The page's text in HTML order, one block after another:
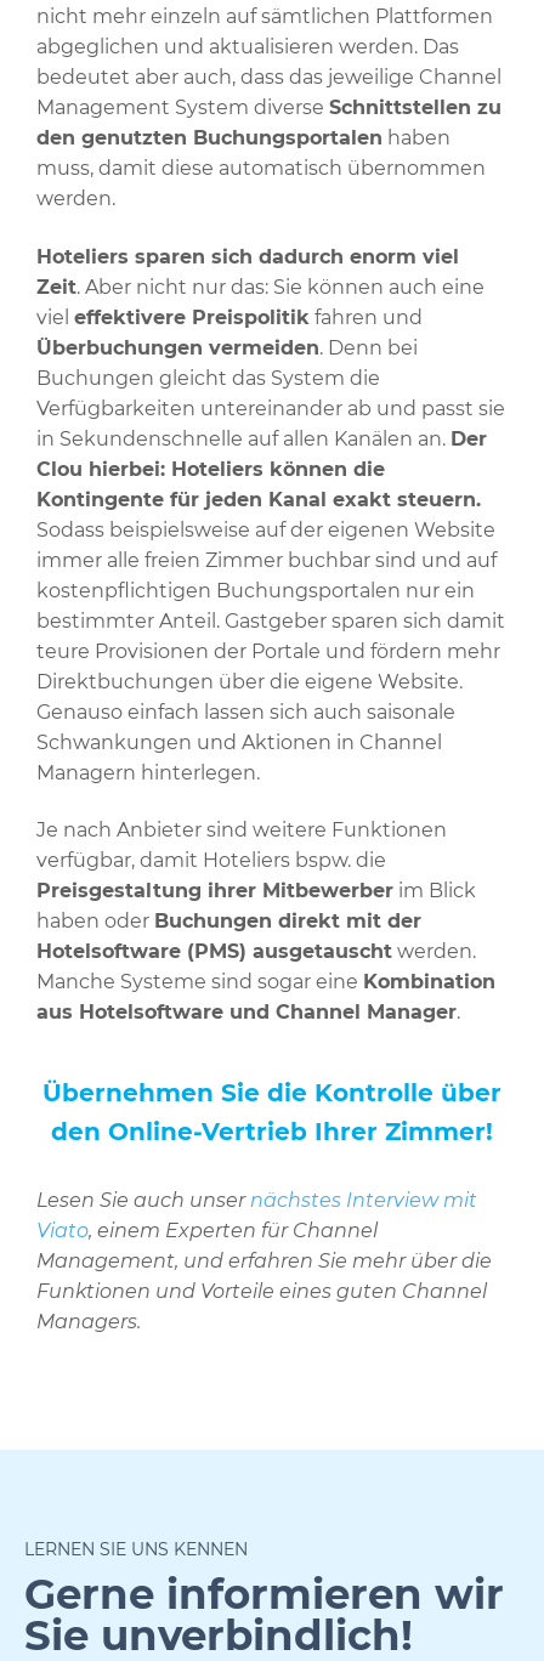
nicht mehr einzeln auf sämtlichen Plattformen
abgeglichen und aktualisieren werden. Das
bedeutet aber auch, dass das jeweilige Channel
Management System diverse Schnittstellen zu
den genutzten Buchungsportalen haben
muss, damit diese automatisch übernommen
werden.
Hoteliers sparen sich dadurch enorm viel
Zeit. Aber nicht nur das: Sie können auch eine
viel effektivere Preispolitik fahren und
Überbuchungen vermeiden. Denn bei
Buchungen gleicht das System die
Verfügbarkeiten untereinander ab und passt sie
in Sekundenschnelle auf allen Kanälen an. Der
Clou hierbei: Hoteliers können die
Kontingente für jeden Kanal exakt steuern.
Sodass beispielsweise auf der eigenen Website
immer alle freien Zimmer buchbar sind und auf
kostenpflichtigen Buchungsportalen nur ein
bestimmter Anteil. Gastgeber sparen sich damit
teure Provisionen der Portale und fördern mehr
Direktbuchungen über die eigene Website.
Genauso einfach lassen sich auch saisonale
Schwankungen und Aktionen in Channel
Managern hinterlegen.
Je nach Anbieter sind weitere Funktionen
verfügbar, damit Hoteliers bspw. die
Preisgestaltung ihrer Mitbewerber im Blick
haben oder Buchungen direkt mit der
Hotelsoftware (PMS) ausgetauscht werden.
Manche Systeme sind sogar eine Kombination
aus Hotelsoftware und Channel Manager.
Übernehmen Sie die Kontrolle über
den Online-Vertrieb Ihrer Zimmer!
Lesen Sie auch unsernächstes Interview mit
Viato, einem Experten für Channel
Management, und erfahren Sie mehr über die
Funktionen und Vorteile eines guten Channel
Managers.
LERNEN SIE UNS KENNEN
Gerne informieren wir
Sie unverbindlich!